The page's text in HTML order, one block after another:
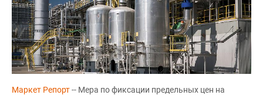
Маркет Репорт-- Мера по фиксации предельных цен на